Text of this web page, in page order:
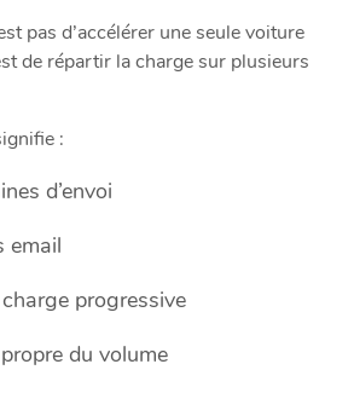
pas d’accélérer une seule voiture
de répartir la charge sur plusieurs
:
d’envoi
email
progressive
du volume